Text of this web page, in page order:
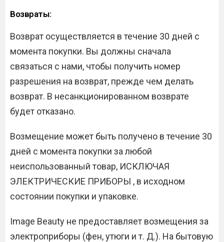
Возвраты:
Возврат осуществляется в течение 30 дней с
момента покупки. Вы должны сначала
связаться с нами, чтобы получить номер
разрешения на возврат, прежде чем делать
возврат. В несанкционированном возврате
будет отказано.
Возмещение может быть получено в течение 30
дней с момента покупки за любой
неиспользованный товар, ИСКЛЮЧАЯ
ЭЛЕКТРИЧЕСКИЕ ПРИБОРЫ , в исходном
состоянии покупки и упаковке.
Image Beauty не предоставляет возмещения за
электроприборы (фен, утюги и т. Д.). На бытовую